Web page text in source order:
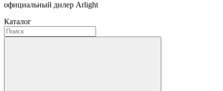
официальный дилер Arlight
Каталог